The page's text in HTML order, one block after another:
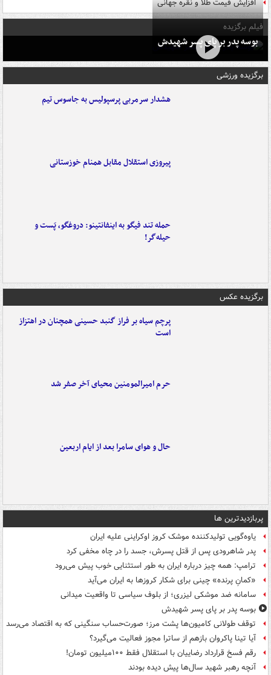
افزایش قیمت طلا و نقره جهانی
فیلم برگزیده
بوسه‌ پدر بر پای پسر شهیدش
برگزیده ورزشی
هشدار سرمربی پرسپولیس به جاسوس تیم
پیروزی استقلال مقابل همنام خوزستانی
حمله تند فیگو به اینفانتینو: دروغگو، پَست‌ و
حیله‌گر!
برگزیده عکس
پرچم سیاه بر فراز گنبد حسینی همچنان در اهتزاز
است
حرم امیرالمومنین محیای آخر صفر شد
حال و هوای سامرا بعد از ایام اربعین
پربازدیدترین ها
یاوه‌گویی تولیدکننده موشک کروز اوکراینی علیه ایران
پدر شاهرودی پس از قتل پسرش، جسد را در چاه مخفی کرد
ترامپ: همه چیز درباره ایران به طور استثنایی خوب پیش می‌رود
«کمانِ پرنده» چینی برای شکار کروزها به ایران می‌آید
سامانه ضد موشکی لیزری؛ از بلوف سیاسی تا واقعیت میدانی
بوسه‌ پدر بر پای پسر شهیدش
توقف طولانی کامیون‌ها پشت مرز؛ صورت‌حساب سنگینی که به اقتصاد می‌رسد
آیا تینا پاکروان بازهم از ساترا مجوز فعالیت می‌گیرد؟
رقم فسخ قرارداد رضاییان با استقلال فقط ۱۰۰میلیون تومان!
آنچه رهبر شهید سال‌ها پیش دیده بودند